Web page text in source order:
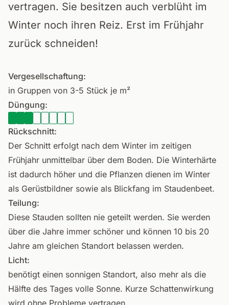
vertragen. Sie besitzen auch verblüht im
Winter noch ihren Reiz. Erst im Frühjahr
zurück schneiden!
Vergesellschaftung:
in Gruppen von 3-5 Stück je m²
Düngung:
Rückschnitt:
Der Schnitt erfolgt nach dem Winter im zeitigen
Frühjahr unmittelbar über dem Boden. Die Winterhärte
ist dadurch höher und die Pflanzen dienen im Winter
als Gerüstbildner sowie als Blickfang im Staudenbeet.
Teilung:
Diese Stauden sollten nie geteilt werden. Sie werden
über die Jahre immer schöner und können 10 bis 20
Jahre am gleichen Standort belassen werden.
Licht:
benötigt einen sonnigen Standort, also mehr als die
Hälfte des Tages volle Sonne. Kurze Schattenwirkung
wird ohne Probleme vertragen.